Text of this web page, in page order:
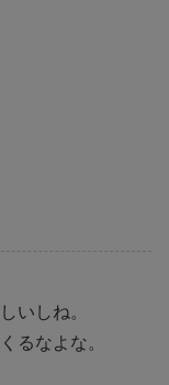
いしね。
るなよな。